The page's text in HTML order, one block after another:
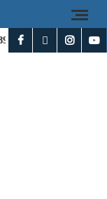
IMPRESO